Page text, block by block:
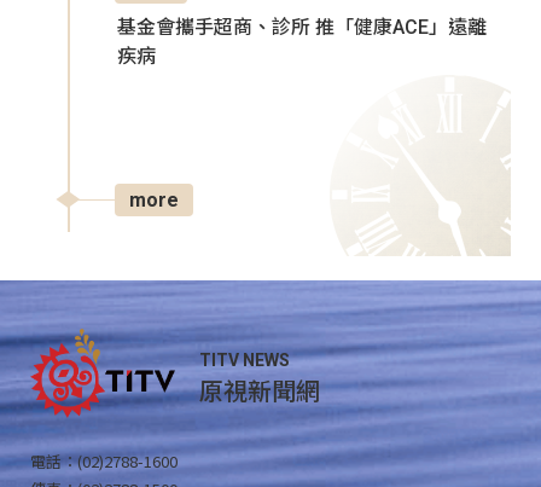
基金會攜手超商、診所 推「健康ACE」遠離
疾病
more
TITV NEWS
原視新聞網
電話：(02)2788-1600